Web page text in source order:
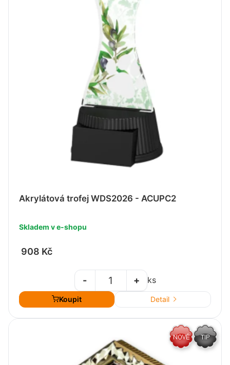
Akrylátová trofej WDS2026 - ACUPC2
Skladem v e-shopu
908 Kč
+
- ks
Koupit Detail